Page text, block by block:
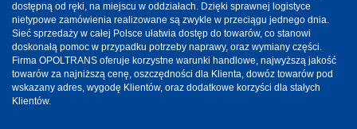
dostępną od ręki, na miejscu w oddziałach. Dzięki sprawnej logistyce
nietypowe zamówienia realizowane są zwykle w przeciągu jednego dnia.
Sieć sprzedaży w całej Polsce ułatwia dostęp do towarów, co stanowi
doskonałą pomoc w przypadku potrzeby naprawy, oraz wymiany części.
Firma OPOLTRANS oferuje korzystne warunki handlowe, najwyższą jakość
towarów za najniższą cenę, oszczędności dla Klienta, dowóz towarów pod
wskazany adres, wygodę Klientów, oraz dodatkowe korzyści dla stałych
Klientów.